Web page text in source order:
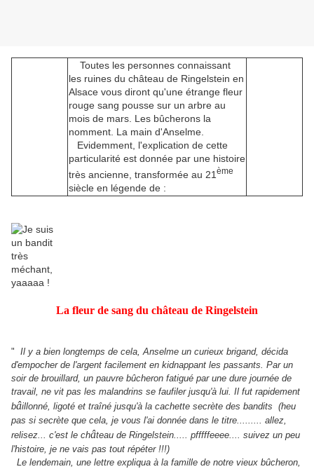
Toutes les personnes connaissant
les ruines du château de Ringelstein en
Alsace vous diront qu'une étrange fleur
rouge sang pousse sur un arbre au
mois de mars. Les bûcherons la
nomment. La main d'Anselme.
Evidemment, l'explication de cette
particularité est donnée par une histoire
très ancienne, transformée au 21 ème
siècle en légende de :
La fleur de sang du château de Ringelstein
" Il y a bien longtemps de cela, Anselme un curieux brigand, décida
d'empocher de l'argent facilement en kidnappant les passants. Par un
soir de brouillard, un pauvre bûcheron fatigué par une dure journée de
travail, ne vit pas les malandrins se faufiler jusqu'à lui. Il fut rapidement
bâillonné, ligoté et traîné jusqu'à la cachette secrète des bandits (heu
pas si secrète que cela, je vous l'ai donnée dans le titre......... allez,
relisez... c'est le château de Ringelstein..... pfffffeeee.... suivez un peu
l'histoire, je ne vais pas tout répéter !!!)
Le lendemain, une lettre expliqua à la famille de notre vieux bûcheron,